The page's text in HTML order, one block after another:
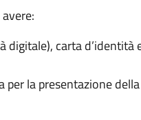
digitale), carta d’identità
la presentazione